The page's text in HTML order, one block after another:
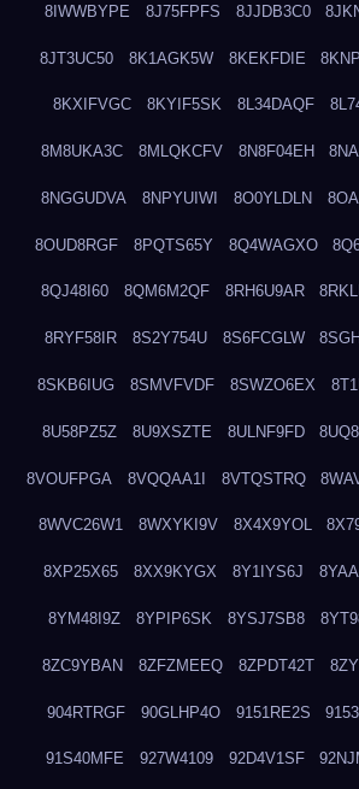
8IWWBYPE 8J75FPFS 8JJDB3C0
8JT3UC50 8K1AGK5W 8KEKFDIE
8KXIFVGC 8KYIF5SK 8L34DAQF
8M8UKA3C 8MLQKCFV 8N8F04EH
8NGGUDVA 8NPYUIWI 8O0YLDLN
8OUD8RGF 8PQTS65Y 8Q4WAGXO
8QJ48I60 8QM6M2QF 8RH6U9AR
8RYF58IR 8S2Y754U 8S6FCGLW
8SKB6IUG 8SMVFVDF 8SWZO6EX
8U58PZ5Z 8U9XSZTE 8ULNF9FD
8VOUFPGA 8VQQAA1I 8VTQSTRQ
8WVC26W1 8WXYKI9V 8X4X9YOL
8XP25X65 8XX9KYGX 8Y1IYS6J
8YM48I9Z 8YPIP6SK 8YSJ7SB8
8ZC9YBAN 8ZFZMEEQ 8ZPDT42T
904RTRGF 90GLHP4O 9151RE2S
91S40MFE 927W4109 92D4V1SF